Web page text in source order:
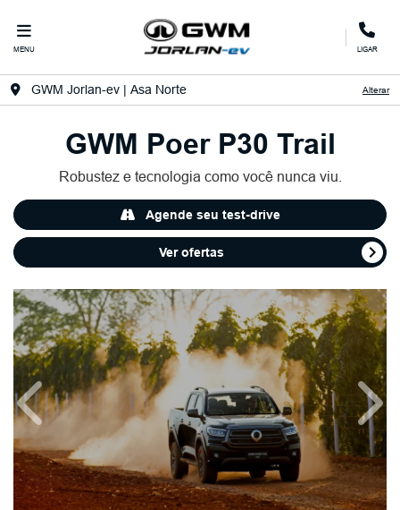
MENU LIGAR
GWM Jorlan-ev | Asa Norte Alterar
GWM Poer P30 Trail
Robustez e tecnologia como você nunca viu.​
Agende seu test-drive
Ver ofertas
Anterior